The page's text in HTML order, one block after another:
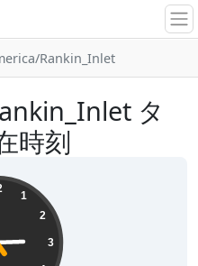
Rankin_Inlet
タ
時刻
1
2
3